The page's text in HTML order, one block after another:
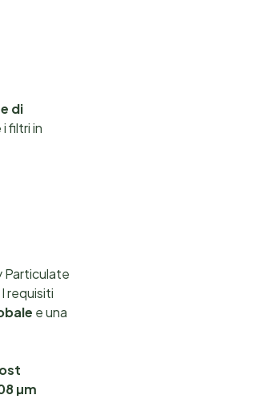
di
filtri in
Particulate
I requisiti
e una
µm